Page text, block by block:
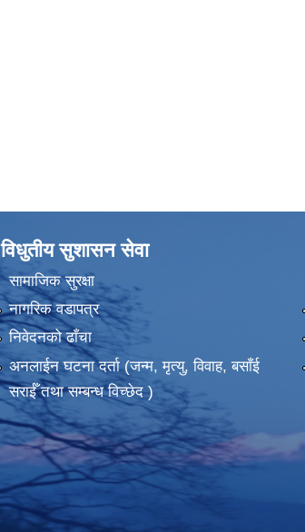
विधुतीय सुशासन सेवा
सामाजिक सुरक्षा
नागरिक वडापत्र
निवेदनको ढाँचा
अनलाईन घटना दर्ता (जन्म, मृत्यु, विवाह, बसाँई
सराईँ तथा सम्बन्ध विच्छेद )